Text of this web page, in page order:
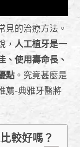
見的治療方法。
， 人工植牙是一
、使用壽命長、
點 。究竟甚麼是
薦-典雅牙醫將
較好嗎？